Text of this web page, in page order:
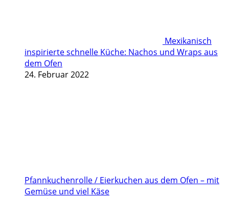
Mexikanisch
inspirierte schnelle Küche: Nachos und Wraps aus
dem Ofen
24. Februar 2022
Pfannkuchenrolle / Eierkuchen aus dem Ofen – mit
Gemüse und viel Käse